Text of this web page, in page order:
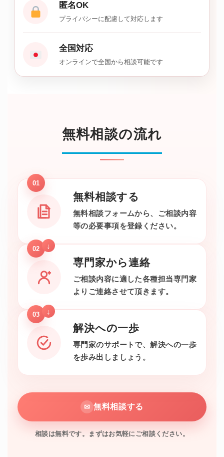
匿名OK
プライバシーに配慮して対応します
全国対応
オンラインで全国から相談可能です
無料相談の流れ
01
無料相談する
無料相談フォームから、ご相談内容
等の必要事項を登録ください。
02
専門家から連絡
ご相談内容に適した各種担当専門家
よりご連絡させて頂きます。
03
解決への一歩
専門家のサポートで、解決への一歩
を歩み出しましょう。
✉ 無料相談する
相談は無料です。まずはお気軽にご相談ください。